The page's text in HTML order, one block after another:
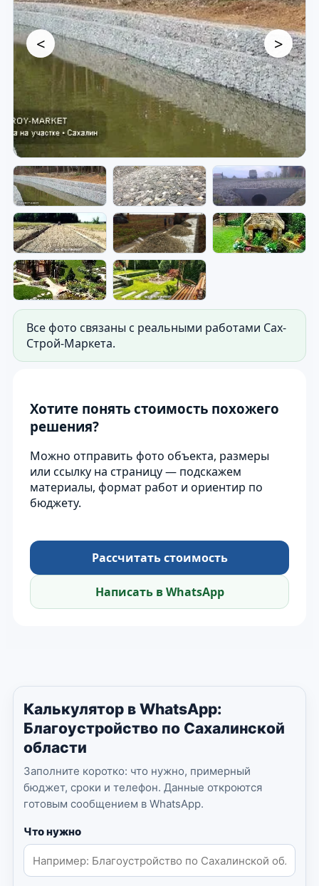
<
Благоустройство участка —
готовые работы и элементы.
Фото дорожек, площадок, водоотвода и
благоустройства территории.
>
Все фото связаны с реальными работами Сах-
Строй-Маркета.
Хотите понять стоимость похожего
решения?
Можно отправить фото объекта, размеры
или ссылку на страницу — подскажем
материалы, формат работ и ориентир по
бюджету.
Рассчитать стоимость
Написать в WhatsApp
Калькулятор в WhatsApp:
Благоустройство по Сахалинской
области
Заполните коротко: что нужно, примерный
бюджет, сроки и телефон. Данные откроются
готовым сообщением в WhatsApp.
Что нужно